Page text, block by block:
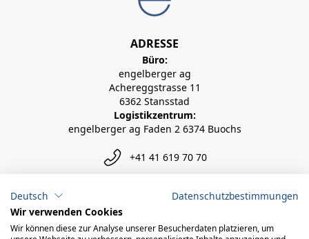
ADRESSE
Büro:
engelberger ag
Achereggstrasse 11
6362 Stansstad
Logistikzentrum:
engelberger ag Faden 2 6374 Buochs
+41 41 619 70 70
info@engelberger.ch
Deutsch
Datenschutzbestimmungen
Wir verwenden Cookies
Wir können diese zur Analyse unserer Besucherdaten platzieren, um